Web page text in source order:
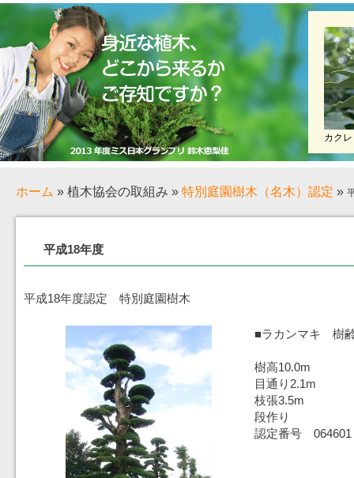
カク
ホーム » 植木協会の取組み » 特別庭園樹木（名木）認定 »
平成18年度
平成18年度認定 特別庭園樹木
■ラカンマキ 樹
樹高10.0m
目通り2.1m
枝張3.5m
段作り
認定番号 064601